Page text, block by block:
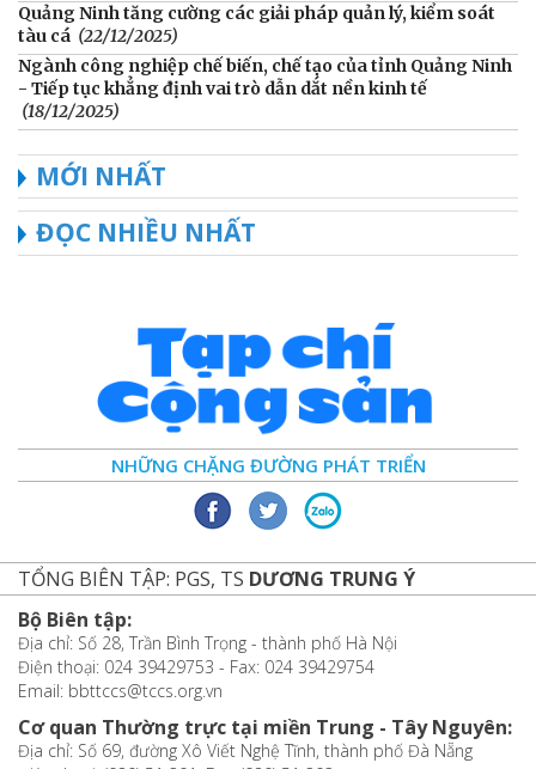
Quảng Ninh tăng cường các giải pháp quản lý, kiểm soát
tàu cá (22/12/2025)
Ngành công nghiệp chế biến, chế tạo của tỉnh Quảng Ninh
- Tiếp tục khẳng định vai trò dẫn dắt nền kinh tế
(18/12/2025)
MỚI NHẤT
ĐỌC NHIỀU NHẤT
NHỮNG CHẶNG ĐƯỜNG PHÁT TRIỂN
TỔNG BIÊN TẬP: PGS, TS DƯƠNG TRUNG Ý
Bộ Biên tập:
Địa chỉ: Số 28, Trần Bình Trọng - thành phố Hà Nội
Điện thoại: 024 39429753 - Fax: 024 39429754
Email: bbttccs@tccs.org.vn
Cơ quan Thường trực tại miền Trung - Tây Nguyên:
Địa chỉ: Số 69, đường Xô Viết Nghệ Tĩnh, thành phố Đà Nẵng